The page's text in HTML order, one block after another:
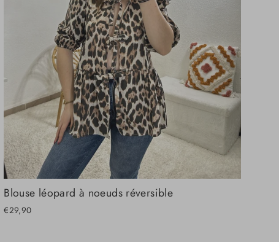
Blouse léopard à noeuds réversible
€29,90